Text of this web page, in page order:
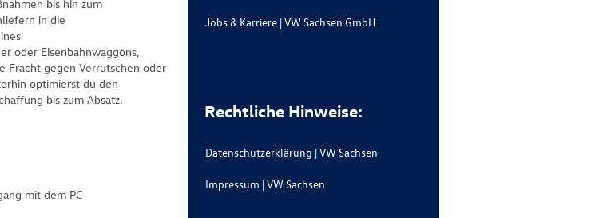
bis hin zum
in die
oder Eisenbahnwaggons,
Fracht gegen Verrutschen oder
optimierst du den
bis zum Absatz.
mit dem PC
Jobs & Karriere | VW Sachsen GmbH
Rechtliche Hinweise:
Datenschutzerklärung | VW Sachsen
Impressum | VW Sachsen